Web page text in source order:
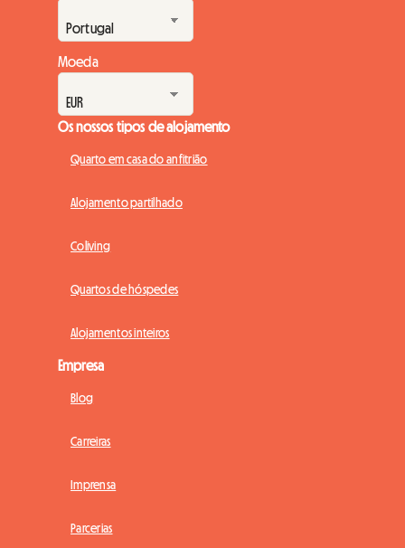
Moeda
Os nossos tipos de alojamento
Quarto em casa do anfitrião
Alojamento partilhado
Coliving
Quartos de hóspedes
Alojamentos inteiros
Empresa
Blog
Carreiras
Imprensa
Parcerias